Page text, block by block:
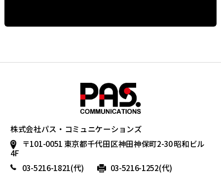
株式会社パス・コミュニケーションズ
〒101-0051 東京都千代田区神田神保町2-30 昭和ビル
4F
03-5216-1821(代) 03-5216-1252(代)